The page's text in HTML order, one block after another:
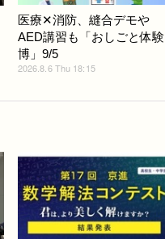
医療✕消防、縫合デモや
AED講習も「おしごと体験
博」9/5
2026.8.6 Thu 18:15